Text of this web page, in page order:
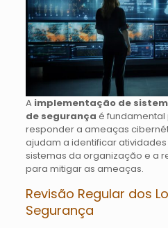
A implementação de
de segurança é
responder a ameaças
ajudam a identificar
sistemas da organização e a
para mitigar as ameaças.
Revisão Regular dos
Segurança